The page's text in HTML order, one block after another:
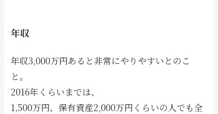
年収
年収3,000万円あると非常にやりやすいとのこ
と。
2016年くらいまでは、
1,500万円、保有資産2,000万円くらいの人でも全